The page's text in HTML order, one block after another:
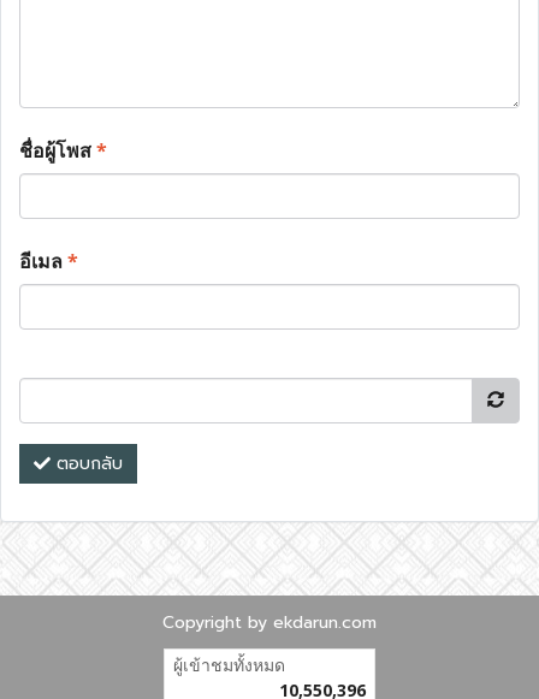
ชื่อผู้โพส*
อีเมล*
ตอบกลับ
Copyright by ekdarun.com
ผู้เข้าชมทั้งหมด
10,550,396